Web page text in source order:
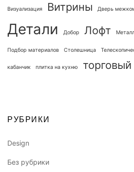
Визуализация Витрины Дверь
Детали Добор Лофт
Подбор материалов Столешница
кабанчик плитка на кухню
РУБРИКИ
Design
Без рубрики